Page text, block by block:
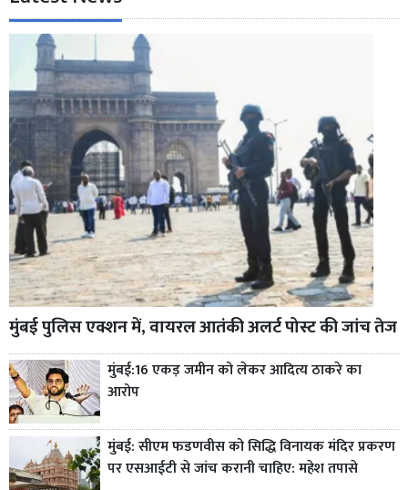
मुंबई पुलिस एक्शन में, वायरल आतंकी अलर्ट पोस्ट की जांच तेज
मुंबई:16 एकड़ जमीन को लेकर आदित्य ठाकरे का
आरोप
मुंबई: सीएम फडणवीस को सिद्धि विनायक मंदिर प्रकरण
पर एसआईटी से जांच करानी चाहिए: महेश तपासे